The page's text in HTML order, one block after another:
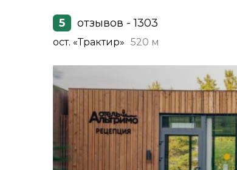
5 отзывов - 1303
ост. «Трактир» 520 м